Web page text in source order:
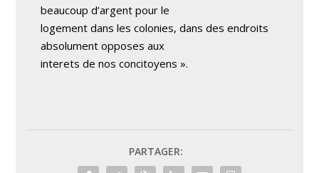
beaucoup d’argent pour le
logement dans les colonies, dans des endroits
absolument opposes aux
interets de nos concitoyens ».
PARTAGER: